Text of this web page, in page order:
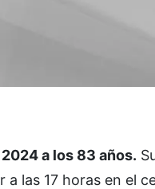
2024 a los 83 años.
las 17 horas en el